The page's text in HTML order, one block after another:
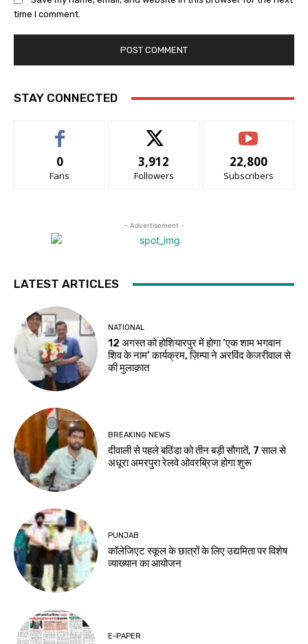
time I comment.
STAY CONNECTED
0
Fans
3,912
Followers
22,800
Subscribers
- Advertisement -
LATEST ARTICLES
NATIONAL
12 अगस्त को होशियारपुर में होगा ‘एक शाम भगवान
शिव के नाम’ कार्यक्रम, ज़िम्पा ने अरविंद केजरीवाल से
की मुलाक़ात
BREAKING NEWS
दीवाली से पहले बठिंडा को तीन बड़ी सौगातें, 7 साल से
अधूरा अमरपुरा रेलवे ओवरब्रिज होगा शुरू
PUNJAB
कॉलेजिएट स्कूल के छात्रों के लिए उद्यमिता पर विशेष
व्याख्यान का आयोजन
E-PAPER